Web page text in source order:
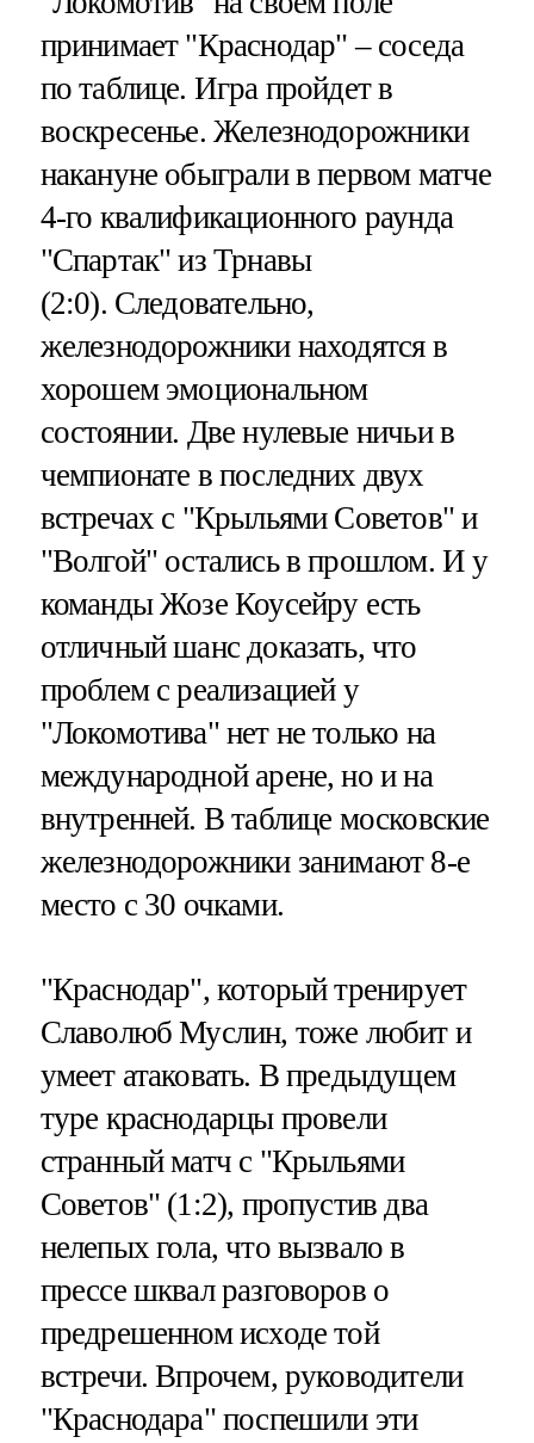
принимает "Краснодар" – соседа
по таблице. Игра пройдет в
воскресенье. Железнодорожники
накануне обыграли в первом матче
4-го квалификационного раунда
"Спартак" из Трнавы
(2:0). Следовательно,
железнодорожники находятся в
хорошем эмоциональном
состоянии. Две нулевые ничьи в
чемпионате в последних двух
встречах с "Крыльями Советов" и
"Волгой" остались в прошлом. И у
команды Жозе Коусейру есть
отличный шанс доказать, что
проблем с реализацией у
"Локомотива" нет не только на
международной арене, но и на
внутренней. В таблице московские
железнодорожники занимают 8-е
место с 30 очками.
"Краснодар", который тренирует
Славолюб Муслин, тоже любит и
умеет атаковать. В предыдущем
туре краснодарцы провели
странный матч с "Крыльями
Советов" (1:2), пропустив два
нелепых гола, что вызвало в
прессе шквал разговоров о
предрешенном исходе той
встречи. Впрочем, руководители
"Краснодара" поспешили эти